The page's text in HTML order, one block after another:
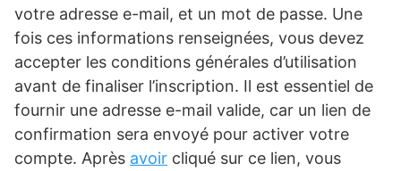
votre adresse e-mail, et un mot de passe. Une
fois ces informations renseignées, vous devez
accepter les conditions générales d’utilisation
avant de finaliser l’inscription. Il est essentiel de
fournir une adresse e-mail valide, car un lien de
confirmation sera envoyé pour activer votre
compte. Après avoir cliqué sur ce lien, vous